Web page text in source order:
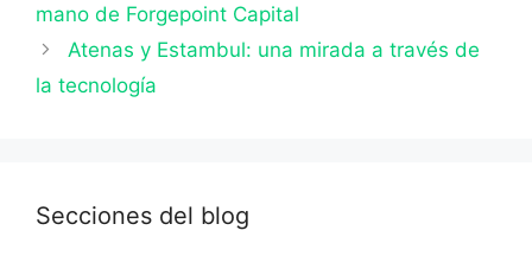
mano de Forgepoint Capital
Atenas y Estambul: una mirada a través de
la tecnología
Secciones del blog